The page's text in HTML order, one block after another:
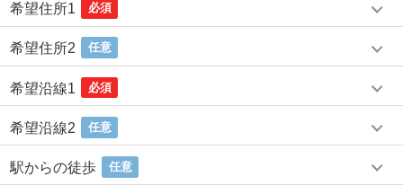
希望住所1 必須
希望住所2 任意
希望沿線1 必須
希望沿線2 任意
駅からの徒歩 任意